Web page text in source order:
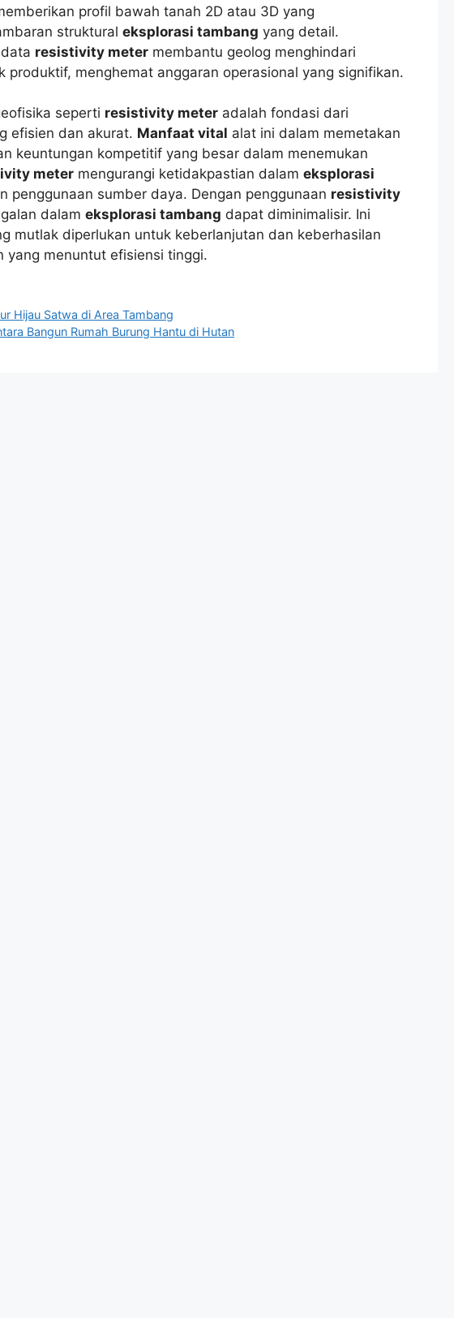
profil bawah tanah 2D atau 3D yang
struktural eksplorasi tambang yang detail.
resistivity meter membantu geolog menghindari
produktif, menghemat anggaran operasional yang signifikan.
seperti resistivity meter adalah fondasi dari
efisien dan akurat. Manfaat vital alat ini dalam memetakan
keuntungan kompetitif yang besar dalam menemukan
meter mengurangi ketidakpastian dalam eksplorasi
penggunaan sumber daya. Dengan penggunaan resistivity
dalam eksplorasi tambang dapat diminimalisir. Ini
mutlak diperlukan untuk keberlanjutan dan keberhasilan
yang menuntut efisiensi tinggi.
Hijau Satwa di Area Tambang
Bangun Rumah Burung Hantu di Hutan